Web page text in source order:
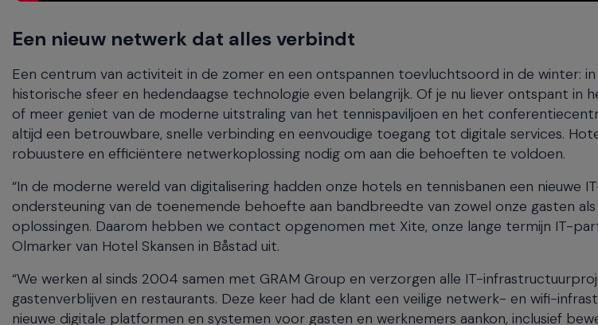
Een nieuw netwerk dat alles verbindt
Een centrum van activiteit in de zomer en een ontspannen toevluchtsoord in de winter: in
historische sfeer en hedendaagse technologie even belangrijk. Of je nu liever ontspant in
of meer geniet van de moderne uitstraling van het tennispaviljoen en het
altijd een betrouwbare, snelle verbinding en eenvoudige toegang tot digitale services.
robuustere en efficiëntere netwerkoplossing nodig om aan die behoeften te voldoen.
“In de moderne wereld van digitalisering hadden onze hotels en tennisbanen een nieuwe
ondersteuning van de toenemende behoefte aan bandbreedte van zowel onze gasten als
oplossingen. Daarom hebben we contact opgenomen met Xite, onze lange termijn IT-
Olmarker van Hotel Skansen in Båstad uit.
“We werken al sinds 2004 samen met GRAM Group en verzorgen alle IT-
gastenverblijven en restaurants. Deze keer had de klant een veilige netwerk- en wifi-
nieuwe digitale platformen en systemen voor gasten en werknemers aankon, inclusief